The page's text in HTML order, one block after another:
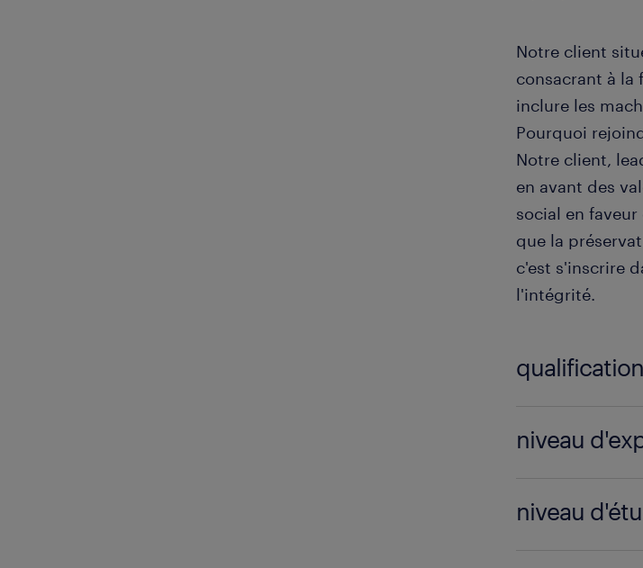
Notre client
consacrant à la
inclure les
Pourquoi
Notre client,
en avant des
social en
que la
c'est s'inscrire
l'intégrité.
qualification
niveau
niveau